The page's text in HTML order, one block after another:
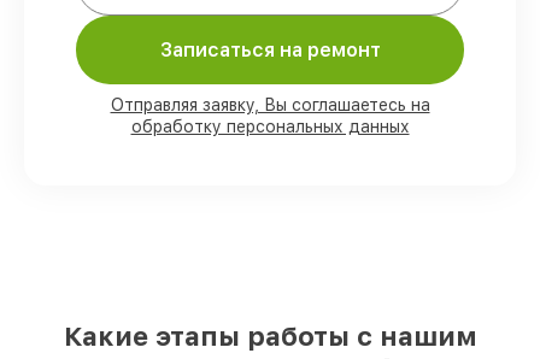
присутствии клиента
90%
запчастей Acer имеются в наличии в
Нижнем Новгороде, остальные
доступны для срочного заказа
Записаться на ремонт
Отправляя заявку, Вы соглашаетесь на
обработку персональных данных
Какие этапы работы с нашим